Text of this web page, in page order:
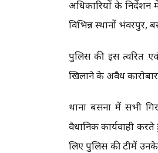
अधिकारियों के
विभिन्न स्थानों भंवरपुर,
पुलिस की इस त्वरित
खिलाने के अवैध
थाना बसना में सभी
वैधानिक कार्यवाही
लिए पुलिस की टीमें